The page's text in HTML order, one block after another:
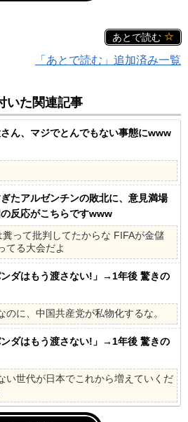
あとで読む
「あとで読む」追加済み一覧
いた関連記事
さん、マジでとんでもない事態にwww
ぎたアルゼンチンの敗北に、意見満場
反応がこちらですwww
って批判してたからな FIFAが金儲
てる大会だよ
ンダはもう渡さない!」→1年後 驚きの
に、中国共産党が私物化するな。
ンダはもう渡さない!」→1年後 驚きの
い世代が日本でこれから増えていくだ